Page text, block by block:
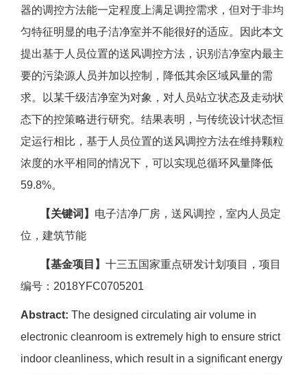
器的调控方法能一定程度上满足调控需求，但对于非均
匀特征明显的电子洁净室并不能很好的适应。因此本文
提出基于人员位置的送风调控方法，识别洁净室内最主
要的污染源人员并加以控制，降低其余区域风量的需
求。以某千级洁净室为对象，对人员站立状态及走动状
态下的控策略进行研究。结果表明，与传统设计状态恒
定运行相比，基于人员位置的送风调控方法在维持颗粒
浓度的水平相同的情况下，可以实现总循环风量降低
59.8%。
【关键词】 电子洁净厂房，送风调控，室内人员定
位，建筑节能
【基金项目】 十三五国家重点研发计划项目，项目
编号：2018YFC0705201
Abstract: The designed circulating air volume in
electronic cleanroom is extremely high to ensure strict
indoor cleanliness, which result in a significant energy